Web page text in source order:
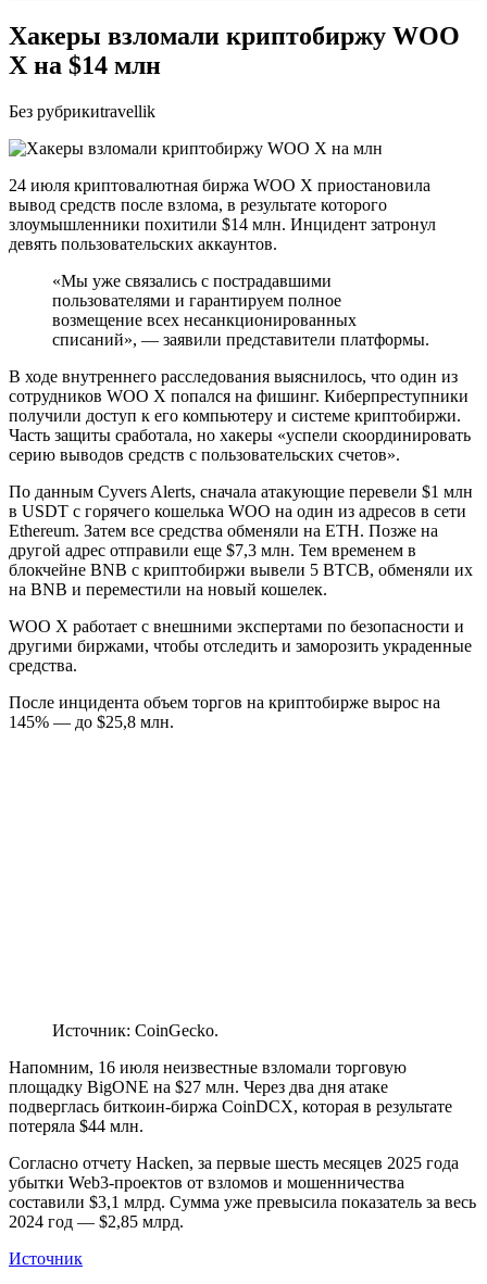
Хакеры взломали криптобиржу WOO
X на $14 млн
Без рубрикиtravellik
24 июля криптовалютная биржа WOO X приостановила
вывод средств после взлома, в результате которого
злоумышленники похитили $14 млн. Инцидент затронул
девять пользовательских аккаунтов.
«Мы уже связались с пострадавшими
пользователями и гарантируем полное
возмещение всех несанкционированных
списаний», — заявили представители платформы.
В ходе внутреннего расследования выяснилось, что один из
сотрудников WOO X попался на фишинг. Киберпреступники
получили доступ к его компьютеру и системе криптобиржи.
Часть защиты сработала, но хакеры «успели скоординировать
серию выводов средств с пользовательских счетов».
По данным Cyvers Alerts, сначала атакующие перевели $1 млн
в USDT с горячего кошелька WOO на один из адресов в сети
Ethereum. Затем все средства обменяли на ETH. Позже на
другой адрес отправили еще $7,3 млн. Тем временем в
блокчейне BNB с криптобиржи вывели 5 BTCB, обменяли их
на BNB и переместили на новый кошелек.
WOO X работает с внешними экспертами по безопасности и
другими биржами, чтобы отследить и заморозить украденные
средства.
После инцидента объем торгов на криптобирже вырос на
145% — до $25,8 млн.
Источник: CoinGecko.
Напомним, 16 июля неизвестные взломали торговую
площадку BigONE на $27 млн. Через два дня атаке
подверглась биткоин-биржа CoinDCX, которая в результате
потеряла $44 млн.
Согласно отчету Hacken, за первые шесть месяцев 2025 года
убытки Web3-проектов от взломов и мошенничества
составили $3,1 млрд. Сумма уже превысила показатель за весь
2024 год — $2,85 млрд.
Источник